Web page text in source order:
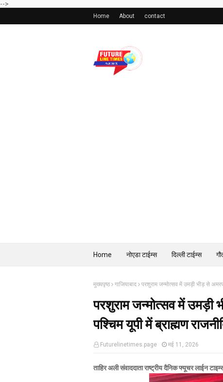
-->
Home About contact
Home नोएडा टाईम्स दिल्ली टाईम्स
मुख्यपृष्ठ गाजियाबाद परशुराम जन्मोत्सव में उमड़ी भीड़ से
परशुराम जन्मोत्सव में उमड़ी
पश्चिम यूपी में ब्राह्मण
Futurelinetimes.page मई 11, 2026
ताहिर अली संवाददाता राष्ट्रीय दैनिक फ्यूचर लाईन